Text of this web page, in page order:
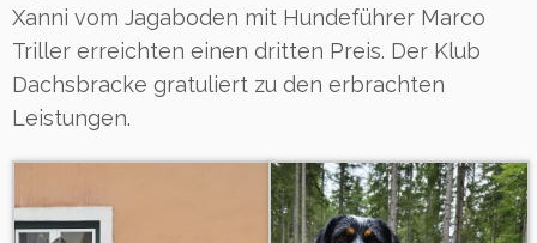
Xanni vom Jagaboden mit Hundeführer Marco
Triller erreichten einen dritten Preis. Der Klub
Dachsbracke gratuliert zu den erbrachten
Leistungen.